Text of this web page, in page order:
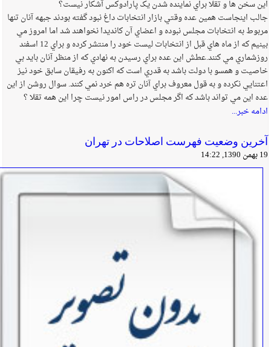
اين سخن ها و تقلا براي نماينده شدن يک پارادوکس آشکار نيست؟
جالب اينجاست همين عده وقتي بازار انتخابات داغ نبود گفته بودند جبهه آنان تنها
مربوط به انتخابات مجلس نبوده و اعضاي آن کانديدا نخواهند شد اما امروز مي
بينيم که از ماه هاي قبل از انتخابات ليست خود را منتشر کرده و براي 12 اسفند
روزشماري مي کنند.عطش اين عده براي رسيدن به نهادي که از منظر آنان بايد بي
خاصيت و همسو با دولت باشد به قدري است که اکنون به رفيقان سابق خود نيز
اعتنايي نکرده و به قول معروف براي آنان تره هم خرد نمي کنند. سوال روشن از اين
عده اين مي تواند باشد که اگر مجلس در راس امور نيست چرا اين همه تقلا ؟
ادامه خبر...
آخرین وضعیت فهرست اصلاحات در تهران
19 بهمن 1390, 14:22